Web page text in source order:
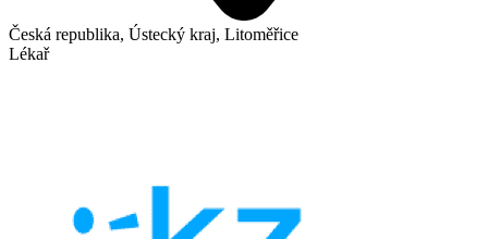
Česká republika, Ústecký kraj, Litoměřice
Lékař